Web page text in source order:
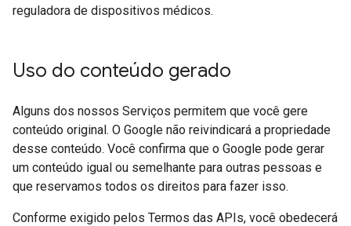
reguladora de dispositivos médicos.
Uso do conteúdo gerado
Alguns dos nossos Serviços permitem que você gere
conteúdo original. O Google não reivindicará a propriedade
desse conteúdo. Você confirma que o Google pode gerar
um conteúdo igual ou semelhante para outras pessoas e
que reservamos todos os direitos para fazer isso.
Conforme exigido pelos Termos das APIs, você obedecerá